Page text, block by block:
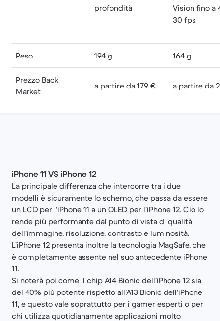
profondità
Vision fino a
30 fps
Peso 194 g 164 g
Prezzo Back
Market
a partire da 179 € a partire da
iPhone 11 VS iPhone 12
La principale differenza che intercorre tra i due
modelli è sicuramente lo schemo, che passa da essere
un LCD per l’iPhone 11 a un OLED per l’iPhone 12. Ciò lo
rende più performante dal punto di vista di qualità
dell’immagine, risoluzione, contrasto e luminosità.
L’iPhone 12 presenta inoltre la tecnologia MagSafe, che
è completamente assente nel suo antecedente iPhone
11.
Si noterà poi come il chip A14 Bionic dell’iPhone 12 sia
del 40% più potente rispetto all’A13 Bionic dell’iPhone
11, e questo vale soprattutto per i gamer esperti o per
chi utilizza quotidianamente applicazioni molto